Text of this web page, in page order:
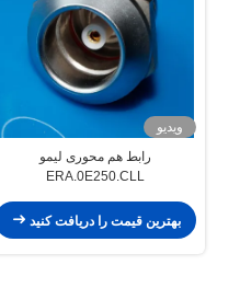
ویدیو
رابط هم محوری لیمو
ERA.0E250.CLL
بهترین قیمت را دریافت کنید